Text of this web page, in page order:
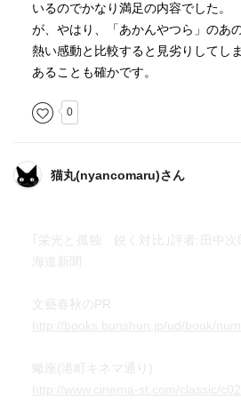
いるのでかなり満足の内容でした。
が、やはり、「あかんやつら」のあ
熱い感動と比較すると見劣りしてし
あることも確かです。
0
猫丸(nyancomaru)さん
｢栄光と孤独 鋭く対比｣評者:田中次
海道新聞
文藝春秋のPR
蠍座(港町キネマ通り)